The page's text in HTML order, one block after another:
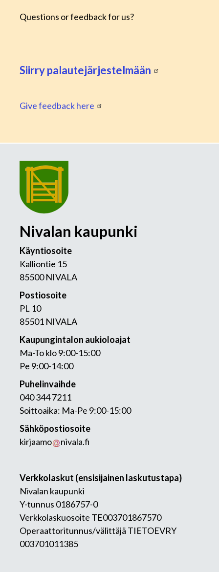
Questions or feedback for us?
Siirry palautejärjestelmään
Give feedback here
Nivalan kaupunki
Käyntiosoite
Kalliontie 15
85500 NIVALA
Postiosoite
PL 10
85501 NIVALA
Kaupungintalon aukioloajat
Ma-To klo 9:00-15:00
Pe 9:00-14:00
Puhelinvaihde
040 344 7211
Soittoaika: Ma-Pe 9:00-15:00
Sähköpostiosoite
kirjaamo
nivala.fi
Verkkolaskut (ensisijainen laskutustapa)
Nivalan kaupunki
Y-tunnus 0186757-0
Verkkolaskuosoite TE003701867570
Operaattoritunnus/välittäjä TIETOEVRY
003701011385